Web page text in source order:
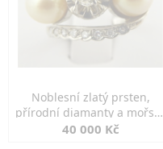
Noblesní zlatý prsten,
přírodní diamanty a mořské
perly
40 000 Kč